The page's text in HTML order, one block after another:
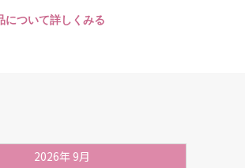
について詳しくみる
2026年 9月